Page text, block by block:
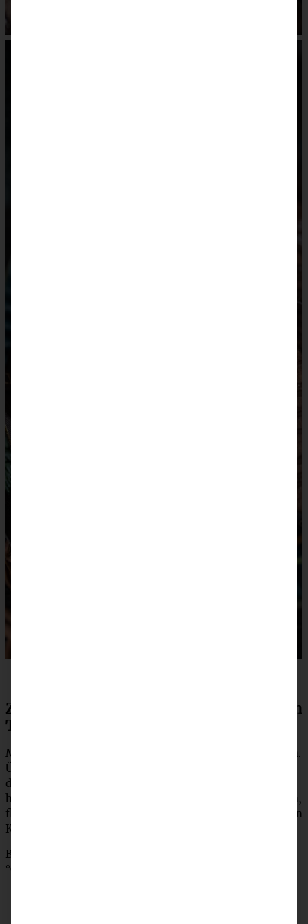
Zubereitung Schokoladenplätzchen – Ein
Teig drei Plätzchen
Mehl, Kakao und Mandeln in einer Rührschüssel mischen.
Übrige Zutaten hinzufügen und alles mit dem Knethaken
der Küchenmaschine zunächst auf niedrigster, dann auf
höchster Stufe zu einem Teig verkneten. Den Teig dritteln,
flach drücken und in Folie gewickelt für 45 Minuten in den
Kühlschrank legen.4
Backblech mit Backpapier belegen und den Backofen 180
°C (160 °C Umluft) auf vorheizen.#